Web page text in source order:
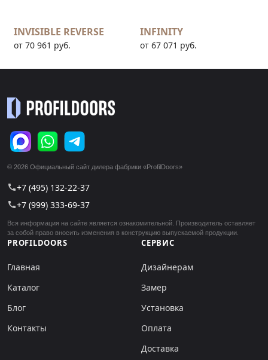
INVISIBLE REVERSE
от 70 961 руб.
INFINITY
от 67 071 руб.
© 2026 Официальный сайт дилера фабрики «ProfilDoors»
call+7 (495) 132-22-37
call+7 (999) 333-69-37
Вся информация на сайте является ознакомительной. Производитель оставляет
за собой право вносить изменения в конструкцию выпускаемой продукции.
PROFILDOORS
Главная
Каталог
Блог
Контакты
СЕРВИС
Дизайнерам
Замер
Установка
Оплата
Доставка